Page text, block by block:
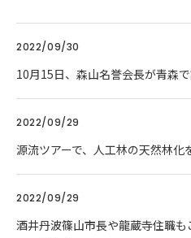
2022/09/30
10月15日、森山名誉会長が青森
2022/09/29
源流ツアーで、人工林の天然林化
2022/09/29
酒井丹波篠山市長や龍蔵寺住職